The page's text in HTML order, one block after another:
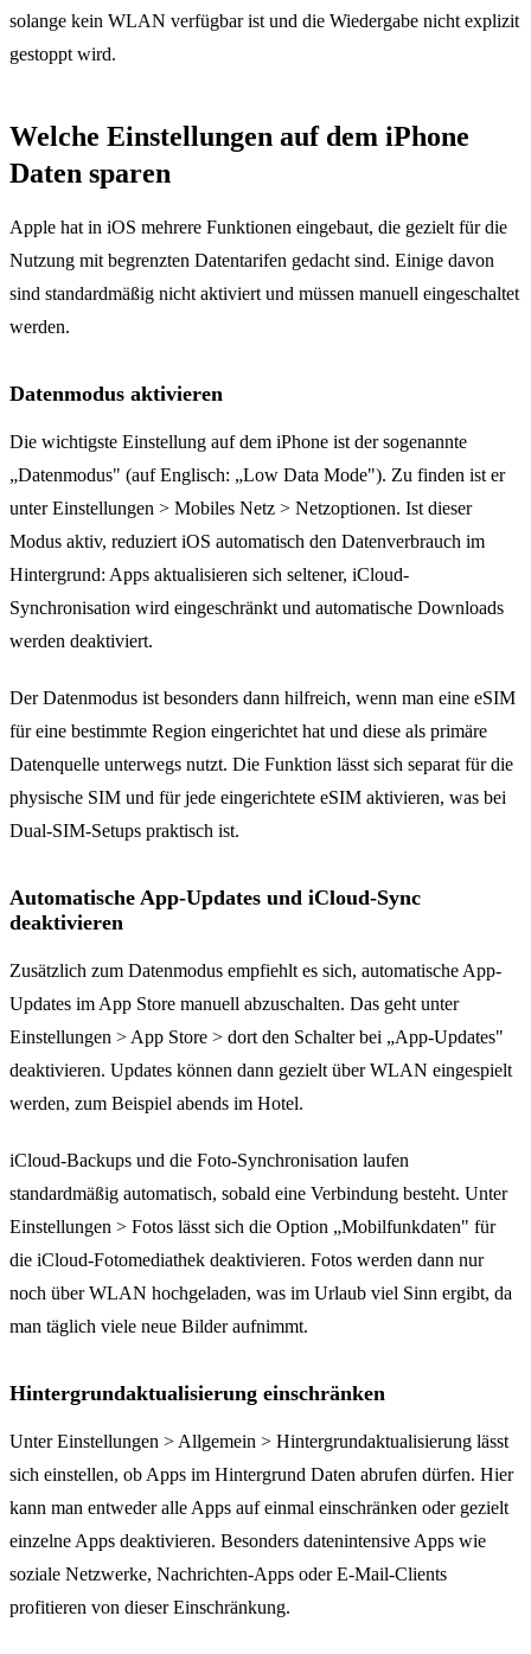
solange kein WLAN verfügbar ist und die Wiedergabe nicht explizit
gestoppt wird.
Welche Einstellungen auf dem iPhone
Daten sparen
Apple hat in iOS mehrere Funktionen eingebaut, die gezielt für die
Nutzung mit begrenzten Datentarifen gedacht sind. Einige davon
sind standardmäßig nicht aktiviert und müssen manuell eingeschaltet
werden.
Datenmodus aktivieren
Die wichtigste Einstellung auf dem iPhone ist der sogenannte
„Datenmodus" (auf Englisch: „Low Data Mode"). Zu finden ist er
unter Einstellungen > Mobiles Netz > Netzoptionen. Ist dieser
Modus aktiv, reduziert iOS automatisch den Datenverbrauch im
Hintergrund: Apps aktualisieren sich seltener, iCloud-
Synchronisation wird eingeschränkt und automatische Downloads
werden deaktiviert.
Der Datenmodus ist besonders dann hilfreich, wenn man eine eSIM
für eine bestimmte Region eingerichtet hat und diese als primäre
Datenquelle unterwegs nutzt. Die Funktion lässt sich separat für die
physische SIM und für jede eingerichtete eSIM aktivieren, was bei
Dual-SIM-Setups praktisch ist.
Automatische App-Updates und iCloud-Sync
deaktivieren
Zusätzlich zum Datenmodus empfiehlt es sich, automatische App-
Updates im App Store manuell abzuschalten. Das geht unter
Einstellungen > App Store > dort den Schalter bei „App-Updates"
deaktivieren. Updates können dann gezielt über WLAN eingespielt
werden, zum Beispiel abends im Hotel.
iCloud-Backups und die Foto-Synchronisation laufen
standardmäßig automatisch, sobald eine Verbindung besteht. Unter
Einstellungen > Fotos lässt sich die Option „Mobilfunkdaten" für
die iCloud-Fotomediathek deaktivieren. Fotos werden dann nur
noch über WLAN hochgeladen, was im Urlaub viel Sinn ergibt, da
man täglich viele neue Bilder aufnimmt.
Hintergrundaktualisierung einschränken
Unter Einstellungen > Allgemein > Hintergrundaktualisierung lässt
sich einstellen, ob Apps im Hintergrund Daten abrufen dürfen. Hier
kann man entweder alle Apps auf einmal einschränken oder gezielt
einzelne Apps deaktivieren. Besonders datenintensive Apps wie
soziale Netzwerke, Nachrichten-Apps oder E-Mail-Clients
profitieren von dieser Einschränkung.